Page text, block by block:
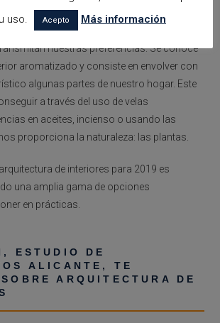
por eso, en 2019 no sólo la vista es el
el olfato será un aliado para conseguir
nuestras preferencias. Se conoce
aromatizado y consiste en envolver con
algunas partes de nuestro hogar. Este
a través del uso de velas
en aceites, incienso o usando las
proporciona la naturaleza: las plantas.
arquitectura de interiores para 2019 es
una amplia gama de opciones
en prácticas.
ESTUDIO DE
ALICANTE, TE
ARQUITECTURA DE
uso.
Acepto Más información